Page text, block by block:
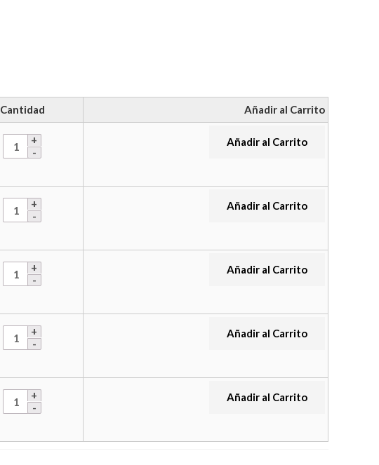
Cantidad Añadir al Carrito
Añadir al Carrito
Añadir al Carrito
Añadir al Carrito
Añadir al Carrito
Añadir al Carrito